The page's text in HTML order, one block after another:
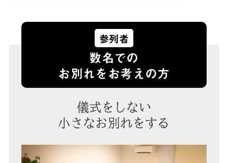
参列者
数名での
お別れをお考えの方
儀式をしない
小さなお別れをする